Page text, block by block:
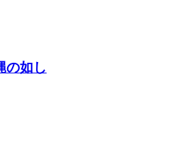
の如し